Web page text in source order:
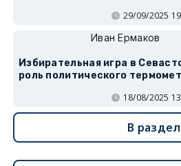
29/09/2025
Иван Ермаков
Избирательная игра в
роль политического
18/08/2025
В раздел